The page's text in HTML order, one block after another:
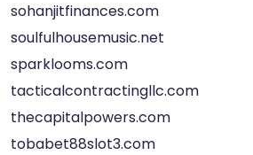
sohanjitfinances.com
soulfulhousemusic.net
sparklooms.com
tacticalcontractingllc.com
thecapitalpowers.com
tobabet88slot3.com